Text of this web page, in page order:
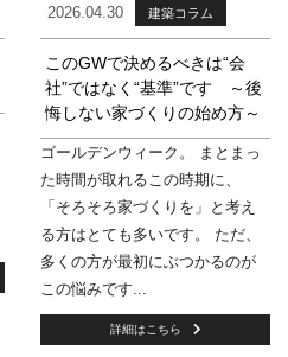
2026.04.30 建築コラム
このGWで決めるべきは“会
社”ではなく“基準”です ～後
悔しない家づくりの始め方～
ゴールデンウィーク。 まとまっ
た時間が取れるこの時期に、
「そろそろ家づくりを」と考え
る方はとても多いです。 ただ、
多くの方が最初にぶつかるのが
この悩みです...
詳細はこちら